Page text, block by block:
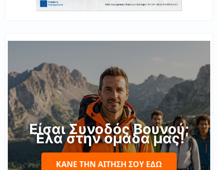
Είσαι Συνοδός Βουνού;
Έλα στην ομάδα μας!
ΚΆΝΕ ΤΗΝ ΑΊΤΗΣΉ ΣΟΥ ΕΔΏ